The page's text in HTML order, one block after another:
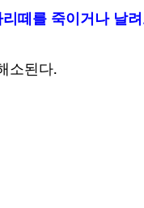
떼를 죽이거나 날
소된다.